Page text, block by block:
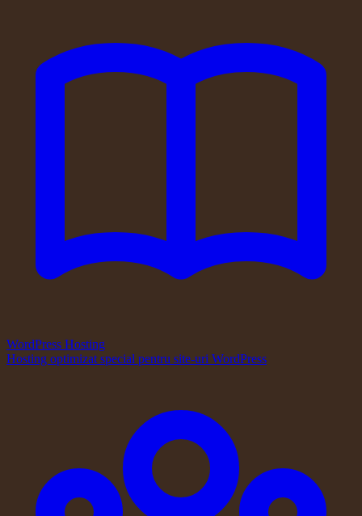
WordPress Hosting
Hosting optimizat special pentru site-uri WordPress